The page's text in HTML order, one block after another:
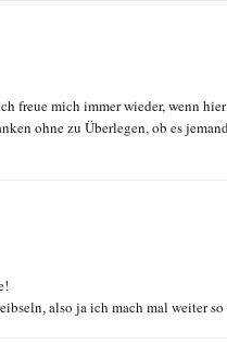
freue mich immer wieder, wenn
ohne zu Überlegen, ob es
also ja ich mach mal weiter